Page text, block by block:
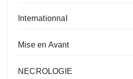
Internationnal
Mise en Avant
NECROLOGIE